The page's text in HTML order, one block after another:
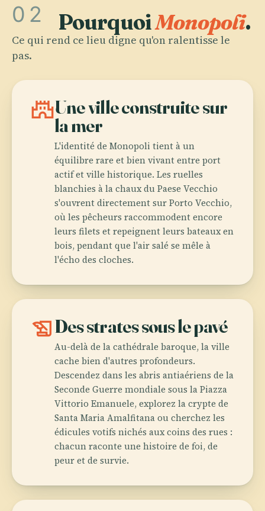
02 PourquoiMonopoli.
Ce qui rend ce lieu digne qu'on ralentisse le
pas.
castleUne ville construite sur
la mer
L'identité de Monopoli tient à un
équilibre rare et bien vivant entre port
actif et ville historique. Les ruelles
blanchies à la chaux du Paese Vecchio
s'ouvrent directement sur Porto Vecchio,
où les pêcheurs raccommodent encore
leurs filets et repeignent leurs bateaux en
bois, pendant que l'air salé se mêle à
l'écho des cloches.
history_eduDes strates sous le pavé
Au-delà de la cathédrale baroque, la ville
cache bien d'autres profondeurs.
Descendez dans les abris antiaériens de la
Seconde Guerre mondiale sous la Piazza
Vittorio Emanuele, explorez la crypte de
Santa Maria Amalfitana ou cherchez les
édicules votifs nichés aux coins des rues :
chacun raconte une histoire de foi, de
peur et de survie.